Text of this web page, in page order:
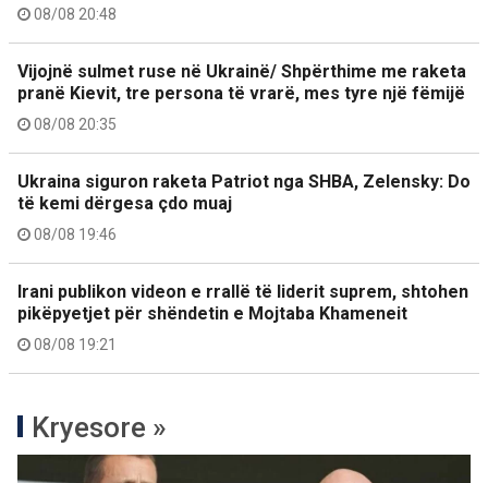
08/08 20:48
Vijojnë sulmet ruse në Ukrainë/ Shpërthime me raketa
pranë Kievit, tre persona të vrarë, mes tyre një fëmijë
08/08 20:35
Ukraina siguron raketa Patriot nga SHBA, Zelensky: Do
të kemi dërgesa çdo muaj
08/08 19:46
Irani publikon videon e rrallë të liderit suprem, shtohen
pikëpyetjet për shëndetin e Mojtaba Khameneit
08/08 19:21
Kryesore »